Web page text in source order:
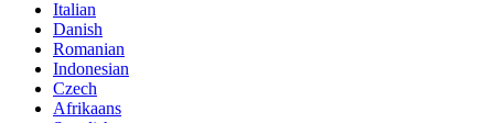
Italian
Danish
Romanian
Indonesian
Czech
Afrikaans